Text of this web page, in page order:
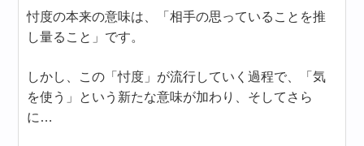
忖度の本来の意味は、「相手の思っていることを推
し量ること」です。
しかし、この「忖度」が流行していく過程で、「気
を使う」という新たな意味が加わり、そしてさら
に…